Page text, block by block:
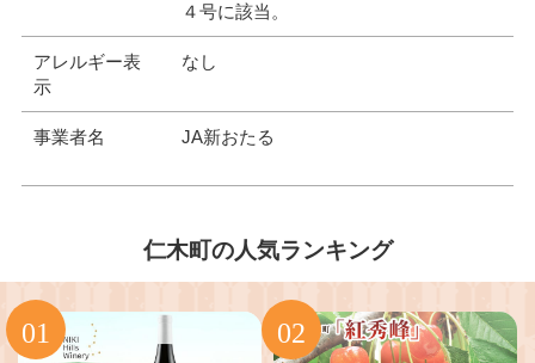
４号に該当。
アレルギー表
示
なし
事業者名 JA新おたる
仁木町の人気ランキング